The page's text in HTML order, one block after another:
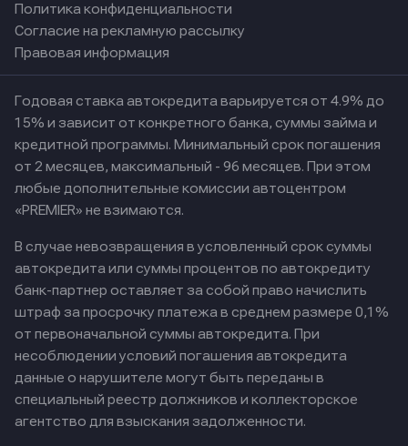
Политика конфиденциальности
Согласие на рекламную рассылку
Правовая информация
Годовая ставка автокредита варьируется от 4.9% до
15% и зависит от конкретного банка, суммы займа и
кредитной программы. Минимальный срок погашения
от 2 месяцев, максимальный - 96 месяцев. При этом
любые дополнительные комиссии автоцентром
«PREMIER» не взимаются.
В случае невозвращения в условленный срок суммы
автокредита или суммы процентов по автокредиту
банк-партнер оставляет за собой право начислить
штраф за просрочку платежа в среднем размере 0,1%
от первоначальной суммы автокредита. При
несоблюдении условий погашения автокредита
данные о нарушителе могут быть переданы в
специальный реестр должников и коллекторское
агентство для взыскания задолженности.